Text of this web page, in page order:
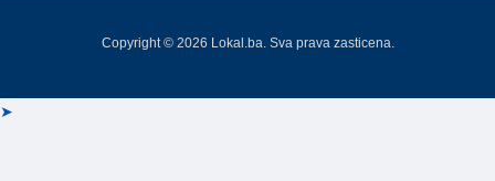
Copyright © 2026 Lokal.ba. Sva prava zasticena.
➤